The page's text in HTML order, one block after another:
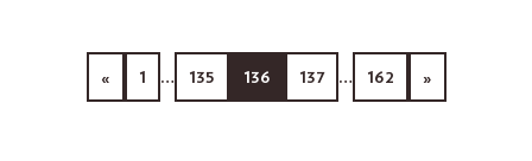
« 1 … 135 136 137 … 162 »